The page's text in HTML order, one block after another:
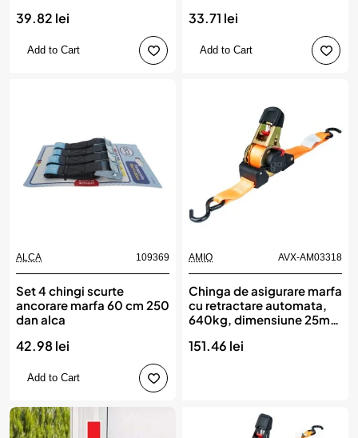
39.82 lei
Add to Cart
33.71 lei
Add to Cart
ALCA 109369
Set 4 chingi scurte
ancorare marfa 60 cm 250
dan alca
42.98 lei
Add to Cart
AMIO AVX-AM03318
Chinga de asigurare marfa
cu retractare automata,
640kg, dimensiune 25mm
AVX-AM03318, AMIO
151.46 lei